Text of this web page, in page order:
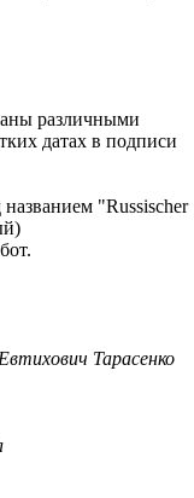
различными
датах в подписи
"Russischer
Тарасенко